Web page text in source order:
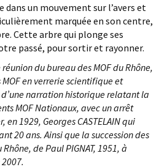
un mouvement sur l’avers et
marquée en son centre,
Cette arbre qui plonge ses
passé, pour sortir et rayonner.
du bureau des MOF du Rhône,
MOF en verrerie scientifique et
narration historique relatant la
MOF Nationaux, avec un arrêt
1929, Georges CASTELAIN qui
20 ans. Ainsi que la succession des
de Paul PIGNAT, 1951, à